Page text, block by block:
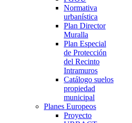
Normativa
urbanística
Plan Director
Muralla
Plan Especial
de Protección
del Recinto
Intramuros
Catálogo suelos
propiedad
municipal
Planes Europeos
Proyecto